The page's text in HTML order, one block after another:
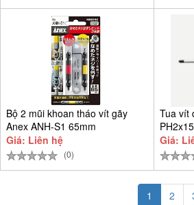
Bộ 2 mũi khoan tháo vít gãy
Anex ANH-S1 65mm
Giá: Liên hệ
(0)
Tua vít
Giá:
1 2